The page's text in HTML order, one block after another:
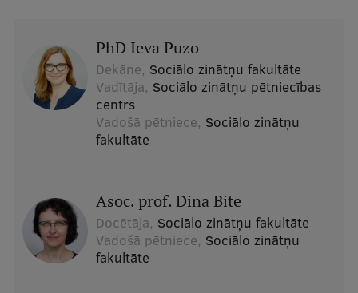
Muzeji un ekspozīcijas
Ģerbonis
Ilgtspējīga attīstība
Studiju un vides pieejamība
PhD Ieva Puzo
Dekāne, Sociālo zinātņu fakultāte
Vadītāja, Sociālo zinātņu pētniecības
centrs
Vadošā pētniece, Sociālo zinātņu
fakultāte
Asoc. prof. Dina Bite
Docētāja, Sociālo zinātņu fakultāte
Vadošā pētniece, Sociālo zinātņu
fakultāte